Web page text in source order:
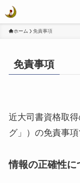
ホーム 免責事項
免責事項
近大司書資格取
グ」）の免責事項
情報の正確性に